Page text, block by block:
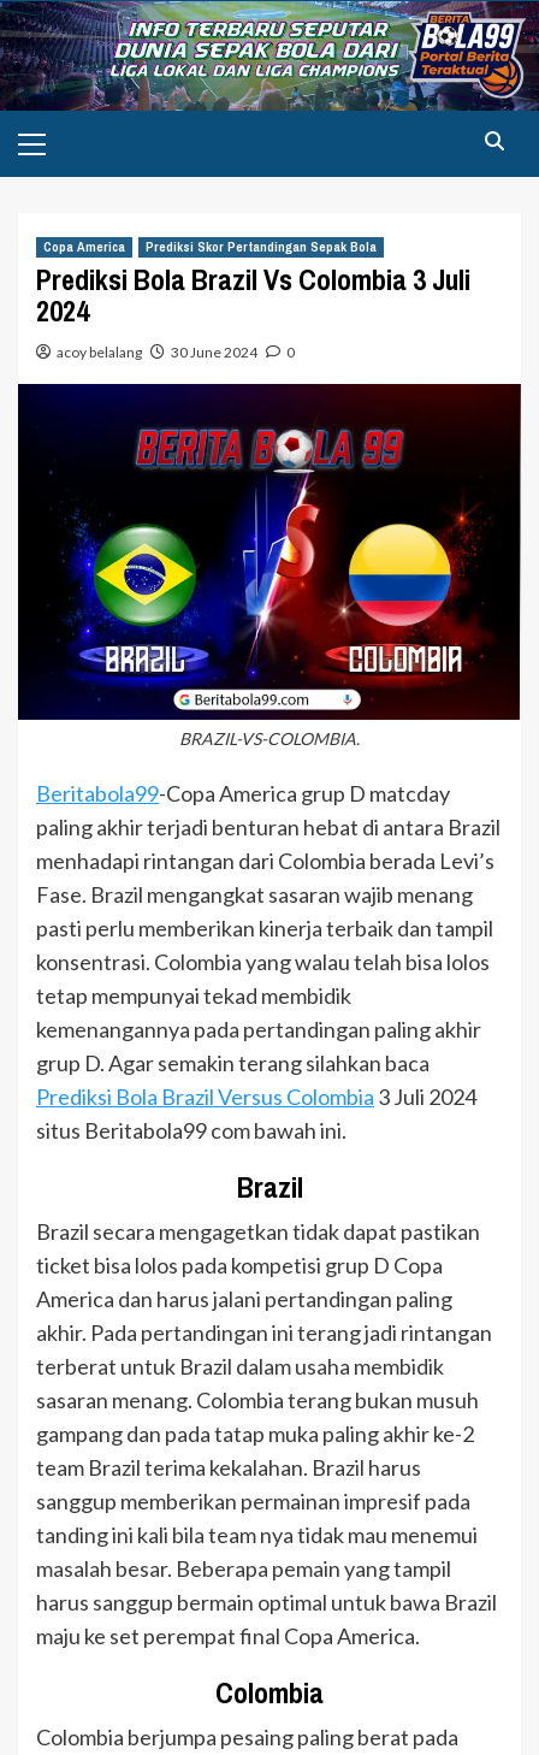
Skip
to
content
Menu
Copa America Prediksi Skor Pertandingan Sepak Bola
Prediksi Bola Brazil Vs Colombia 3 Juli
2024
acoy belalang 30 June 2024 0
BRAZIL-VS-COLOMBIA.
Beritabola99-Copa America grup D matcday
paling akhir terjadi benturan hebat di antara Brazil
menhadapi rintangan dari Colombia berada Levi’s
Fase. Brazil mengangkat sasaran wajib menang
pasti perlu memberikan kinerja terbaik dan tampil
konsentrasi. Colombia yang walau telah bisa lolos
tetap mempunyai tekad membidik
kemenangannya pada pertandingan paling akhir
grup D. Agar semakin terang silahkan baca
Prediksi Bola Brazil Versus Colombia 3 Juli 2024
situs Beritabola99 com bawah ini.
Brazil
Brazil secara mengagetkan tidak dapat pastikan
ticket bisa lolos pada kompetisi grup D Copa
America dan harus jalani pertandingan paling
akhir. Pada pertandingan ini terang jadi rintangan
terberat untuk Brazil dalam usaha membidik
sasaran menang. Colombia terang bukan musuh
gampang dan pada tatap muka paling akhir ke-2
team Brazil terima kekalahan. Brazil harus
sanggup memberikan permainan impresif pada
tanding ini kali bila team nya tidak mau menemui
masalah besar. Beberapa pemain yang tampil
harus sanggup bermain optimal untuk bawa Brazil
maju ke set perempat final Copa America.
Colombia
Colombia berjumpa pesaing paling berat pada